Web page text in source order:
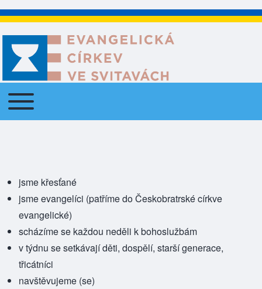
Main navigation
Toggle main menu
jsme křesťané
jsme evangelíci (patříme doČeskobratrské církve
evangelické)
scházíme se každou neděli kbohoslužbám
v týdnu se setkávajíděti, dospělí, starší generace,
třicátníci
navštěvujeme (se)